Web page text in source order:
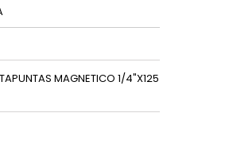
MAGNETICO 1/4"X125